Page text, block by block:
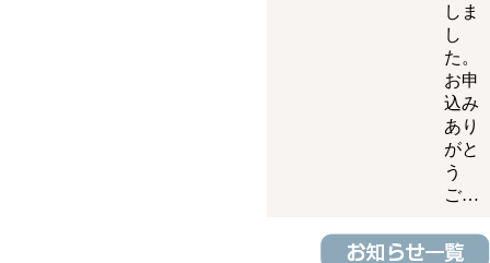
しま
し
た。
お申
込み
あり
がと
う
ご…